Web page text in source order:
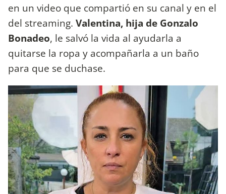
en un video que compartió en su canal y en el
del streaming. Valentina, hija de Gonzalo
Bonadeo, le salvó la vida al ayudarla a
quitarse la ropa y acompañarla a un baño
para que se duchase.